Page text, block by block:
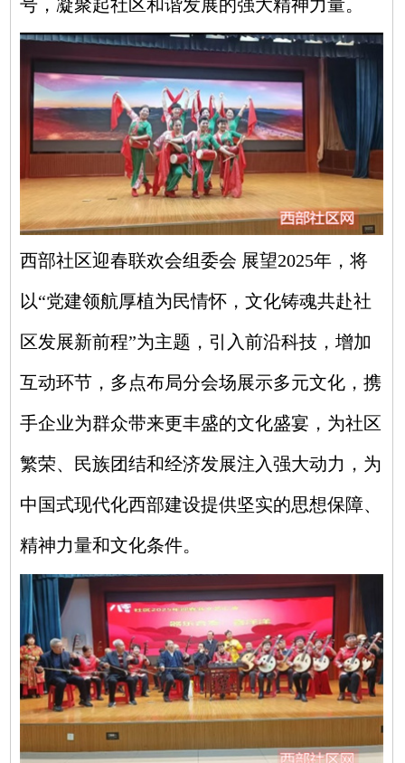
号，凝聚起社区和谐发展的强大精神力量。
西部社区迎春联欢会组委会 展望2025年，将
以“党建领航厚植为民情怀，文化铸魂共赴社
区发展新前程”为主题，引入前沿科技，增加
互动环节，多点布局分会场展示多元文化，携
手企业为群众带来更丰盛的文化盛宴，为社区
繁荣、民族团结和经济发展注入强大动力，为
中国式现代化西部建设提供坚实的思想保障、
精神力量和文化条件。